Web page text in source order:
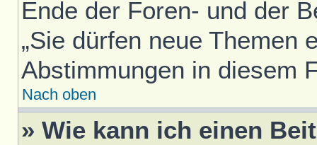
Ende der Foren- und der
„Sie dürfen neue Themen
Abstimmungen in diesem
Nach oben
» Wie kann ich einen